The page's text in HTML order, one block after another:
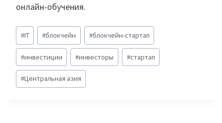
онлайн-обучения.
Метки
записи:
#IT #блокчейн #блокчейн-стартап
#инвестиции #инвесторы #стартап
#Центральная азия